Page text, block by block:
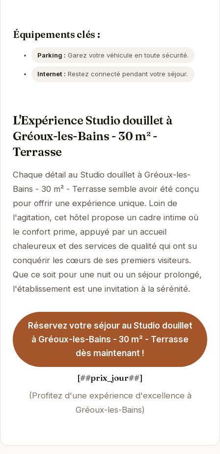
Équipements clés :
Parking : Garez votre véhicule en toute sécurité.
Internet : Restez connecté pendant votre séjour.
L'Expérience Studio douillet à
Gréoux-les-Bains - 30 m² -
Terrasse
Chaque détail au Studio douillet à Gréoux-les-
Bains - 30 m² - Terrasse semble avoir été conçu
pour offrir une expérience unique. Loin de
l'agitation, cet hôtel propose un cadre intime où
le confort prime, appuyé par un accueil
chaleureux et des services de qualité qui ont su
conquérir les cœurs de ses premiers visiteurs.
Que ce soit pour une nuit ou un séjour prolongé,
l'établissement est une invitation à la sérénité.
Réservez votre séjour au Studio douillet
à Gréoux-les-Bains - 30 m² - Terrasse
dès maintenant !
[##prix_jour##]
(Profitez d'une expérience d'excellence à
Gréoux-les-Bains)